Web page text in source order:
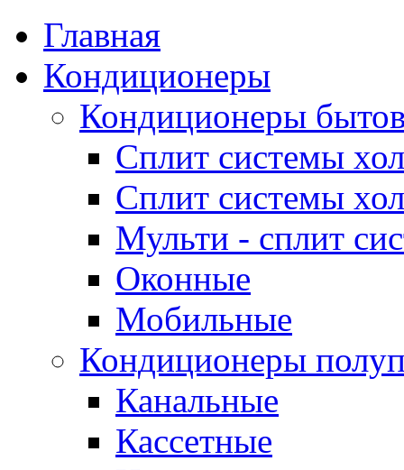
Главная
Кондиционеры
Кондиционеры
Сплит системы
Сплит системы
Мульти - сплит
Оконные
Мобильные
Кондиционеры
Канальные
Кассетные